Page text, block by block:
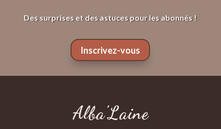
Des surprises et des astuces pour les abonnés !
Inscrivez-vous
Alba'Laine